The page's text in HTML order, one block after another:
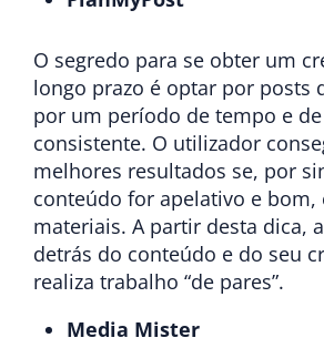
O segredo para se obter um
longo prazo é optar por posts
por um período de tempo e
consistente. O utilizador
melhores resultados se, por
conteúdo for apelativo e bom,
materiais. A partir desta dica,
detrás do conteúdo e do seu
realiza trabalho “de pares”.
Media Mister